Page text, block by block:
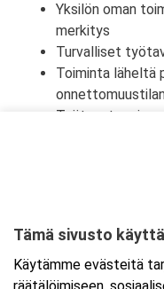
Yksilön oman
merkitys
Turvalliset
Toiminta läheltä
Työtapaturmien
Ajankohta
Alkaa:23.10.2026
Tämä sivusto
Käytämme evästeitä